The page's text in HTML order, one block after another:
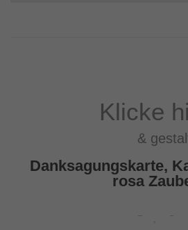
Klicke
&
Danksagungskarte,
rosa